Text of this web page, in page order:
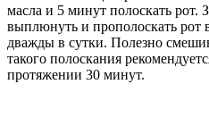
масла и 5 минут полоскать рот.
выплюнуть и прополоскать рот
дважды в сутки. Полезно
такого полоскания
протяжении 30 минут.